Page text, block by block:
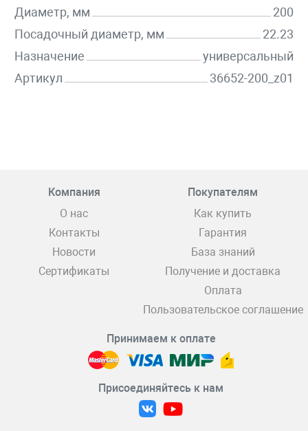
Диаметр, мм
200
Посадочный диаметр, мм
22.23
Назначение
универсальный
Артикул
36652-200_z01
Компания
О нас
Контакты
Новости
Сертификаты
Покупателям
Как купить
Гарантия
База знаний
Получение и доставка
Оплата
Пользовательское соглашение
Принимаем к оплате
Присоединяйтесь к нам